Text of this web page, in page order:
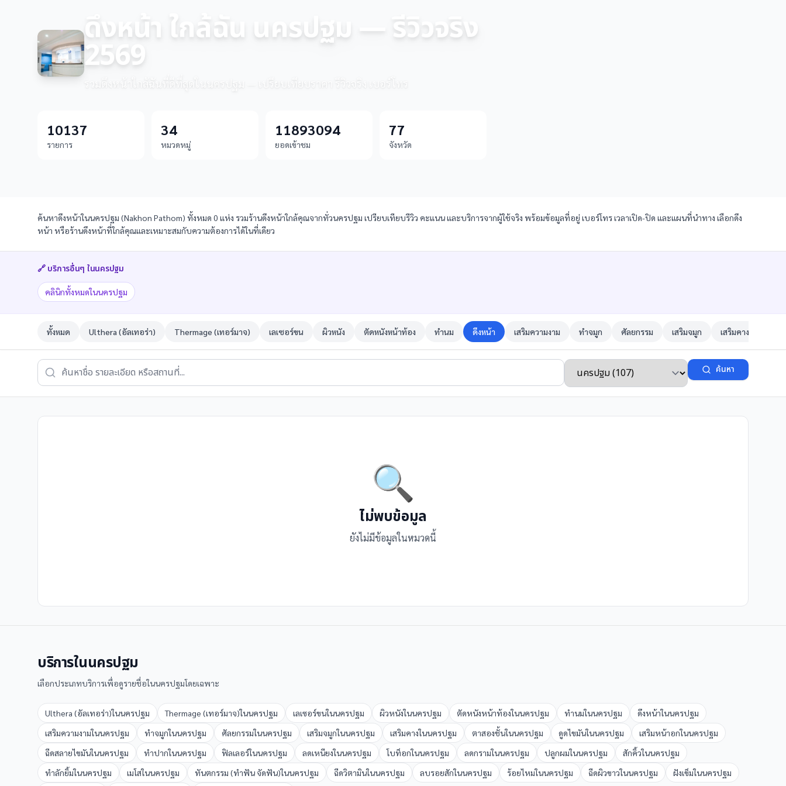
ดึงหน้า ใกล้ฉัน นครปฐม — รีวิวจริง
2569
รวมดึงหน้าใกล้ฉันที่ดีที่สุดในนครปฐม — เปรียบเทียบราคา รีวิวจริง เบอร์โทร
10137
รายการ
34
หมวดหมู่
11893094
ยอดเข้าชม
77
จังหวัด
ค้นหาดึงหน้าในนครปฐม (Nakhon Pathom) ทั้งหมด 0 แห่ง รวมร้านดึงหน้าใกล้คุณจากทั่วนครปฐม เปรียบเทียบรีวิว คะแนน และบริการจากผู้ใช้จริง พร้อมข้อมูลที่อยู่ เบอร์โทร เวลาเปิด-ปิด และแผนที่นำทาง เลือกดึง
หน้า หรือร้านดึงหน้าที่ใกล้คุณและเหมาะสมกับความต้องการได้ในที่เดียว
🔗 บริการอื่นๆ ในนครปฐม
คลินิกทั้งหมดในนครปฐม
ทั้งหมด Ulthera (อัลเทอร่า) Thermage (เทอร์มาจ) เลเซอร์ขน ผิวหนัง ตัดหนังหน้าท้อง ทำนม ดึงหน้า เสริมความงาม ทำจมูก ศัลยกรรม เสริมจมูก เสริมคาง
ค้นหา
🔍
ไม่พบข้อมูล
ยังไม่มีข้อมูลในหมวดนี้
บริการในนครปฐม
เลือกประเภทบริการเพื่อดูรายชื่อในนครปฐมโดยเฉพาะ
Ulthera (อัลเทอร่า)ในนครปฐม Thermage (เทอร์มาจ)ในนครปฐม เลเซอร์ขนในนครปฐม ผิวหนังในนครปฐม ตัดหนังหน้าท้องในนครปฐม ทำนมในนครปฐม ดึงหน้าในนครปฐม
เสริมความงามในนครปฐม ทำจมูกในนครปฐม ศัลยกรรมในนครปฐม เสริมจมูกในนครปฐม เสริมคางในนครปฐม ตาสองชั้นในนครปฐม ดูดไขมันในนครปฐม เสริมหน้าอกในนครปฐม
ฉีดสลายไขมันในนครปฐม ทำปากในนครปฐม ฟิลเลอร์ในนครปฐม ลดเหนียงในนครปฐม โบท็อกในนครปฐม ลดกรามในนครปฐม ปลูกผมในนครปฐม สักคิ้วในนครปฐม
ทำลักยิ้มในนครปฐม เมโสในนครปฐม ทันตกรรม (ทำฟัน จัดฟัน)ในนครปฐม ฉีดวิตามินในนครปฐม ลบรอยสักในนครปฐม ร้อยไหมในนครปฐม ฉีดผิวขาวในนครปฐม ฝังเข็มในนครปฐม